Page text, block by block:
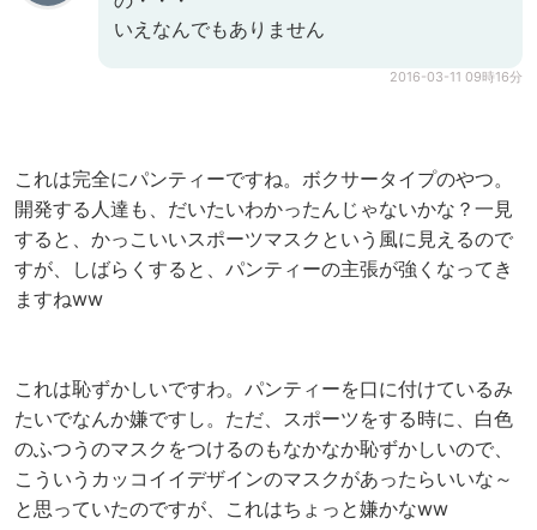
いえなんでもありません
2016-03-11 09時16分
これは完全にパンティーですね。ボクサータイプのやつ。
開発する人達も、だいたいわかったんじゃないかな？一見
すると、かっこいいスポーツマスクという風に見えるので
すが、しばらくすると、パンティーの主張が強くなってき
ますねww
これは恥ずかしいですわ。パンティーを口に付けているみ
たいでなんか嫌ですし。ただ、スポーツをする時に、白色
のふつうのマスクをつけるのもなかなか恥ずかしいので、
こういうカッコイイデザインのマスクがあったらいいな～
と思っていたのですが、これはちょっと嫌かなww